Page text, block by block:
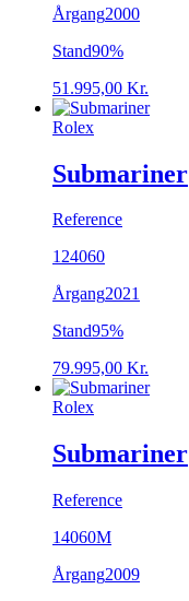
Årgang2000
Stand90%
51.995,00 Kr.
Rolex
Submariner
Reference
124060
Årgang2021
Stand95%
79.995,00 Kr.
Rolex
Submariner
Reference
14060M
Årgang2009